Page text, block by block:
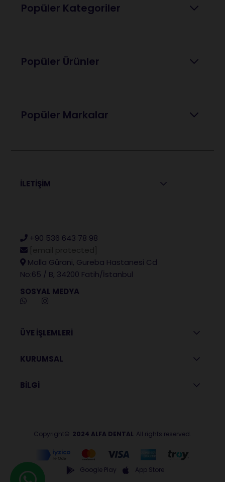
Popüler Kategoriler
Popüler Ürünler
Popüler Markalar
İLETİŞİM
+90 536 643 78 98
Molla Gürani, Gureba Hastanesi Cd
No:65 / B, 34200 Fatih/İstanbul
SOSYAL MEDYA
ÜYE İŞLEMLERİ
KURUMSAL
BİLGİ
Copyright© 2024 ALFA DENTAL All rights reserved.
Google Play App Store